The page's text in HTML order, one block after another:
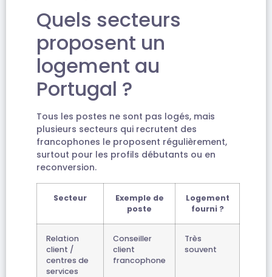
Quels secteurs
proposent un
logement au
Portugal ?
Tous les postes ne sont pas logés, mais
plusieurs secteurs qui recrutent des
francophones le proposent régulièrement,
surtout pour les profils débutants ou en
reconversion.
Secteur
Exemple de
poste
Logement
fourni ?
Relation
client /
centres de
services
Conseiller
client
francophone
Très
souvent